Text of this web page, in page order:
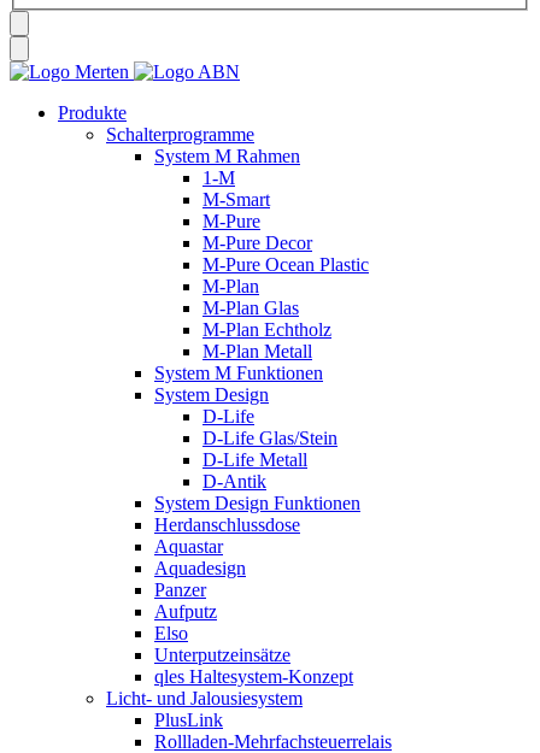
Produkte
Schalterprogramme
System M Rahmen
1-M
M-Smart
M-Pure
M-Pure Decor
M-Pure Ocean Plastic
M-Plan
M-Plan Glas
M-Plan Echtholz
M-Plan Metall
System M Funktionen
System Design
D-Life
D-Life Glas/Stein
D-Life Metall
D-Antik
System Design Funktionen
Herdanschlussdose
Aquastar
Aquadesign
Panzer
Aufputz
Elso
Unterputzeinsätze
qles Haltesystem-Konzept
Licht- und Jalousiesystem
PlusLink
Rollladen-Mehrfachsteuerrelais